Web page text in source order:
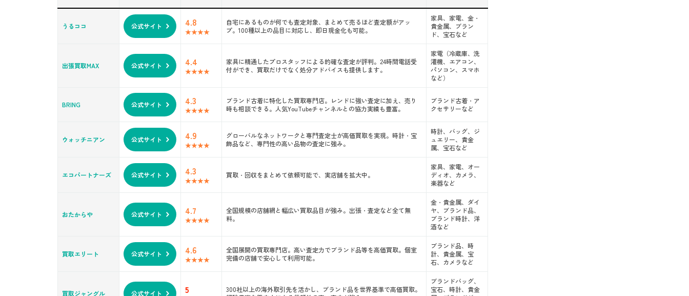
自宅でラクラク査定
大型品も手間なく処分できる
一括査定・処分がしやすい
即日で現金が手に入る
出張買取のデメリットとなること
予約のとりづらい時期がある
自宅に知らない人を招く不安
中には悪質業者も
出張買取で高く売るためのコツ
保証書などの付属品を揃える
簡単な手入れを忘れずに
なるべくまとめ売りを意識する
売却タイミングも考慮に入れて
出張買取の流れ
① 査定の申し込み
② 自宅訪問と査定
③ 買取成立と現金の受け取り
出張買取で知っておきたい注意点
うるココ 公式サイト 4.8
自宅にあるものが何でも査定対象、まとめて売るほど査定額がアッ
プ。100種以上の品目に対応し、即日現金化も可能。
家具、家電、金・
貴金属、ブラン
ド、宝石など
出張買取MAX 公式サイト 4.4
家具に精通したプロスタッフによる的確な査定が評判。24時間電話受
付ができ、買取だけでなく処分アドバイスも提供します。
家電（冷蔵庫、洗
濯機、エアコン、
パソコン、スマホ
など）
BRING 公式サイト 4.3
ブランド古着に特化した買取専門店。レンドに強い査定に加え、売り
時も相談できる。人気YouTubeチャンネルとの協力実績も豊富。
ブランド古着・ア
クセサリーなど
ウォッチニアン 公式サイト 4.9
グローバルなネットワークと専門査定士が高価買取を実現。時計・宝
飾品など、専門性の高い品物の査定に強み。
時計、バッグ、ジ
ュエリー、貴金
属、宝石など
エコパートナーズ 公式サイト 4.3 買取・回収をまとめて依頼可能で、実店舗を拡大中。
家具、家電、オー
ディオ、カメラ、
楽器など
おたからや 公式サイト 4.7
全国規模の店舗網と幅広い買取品目が強み。出張・査定など全て無
料。
金・貴金属、ダイ
ヤ、ブランド品、
ブランド時計、洋
酒など
買取エリート 公式サイト 4.6
全国展開の買取専門店。高い査定力でブランド品等を高価買取。個室
完備の店舗で安心して利用可能。
ブランド品、時
計、貴金属、宝
石、カメラなど
買取ジャングル 公式サイト 5
300社以上の海外取引先を活かし、ブランド品を世界基準で高価買取。
ブランドバッグ、
宝石、時計、貴金